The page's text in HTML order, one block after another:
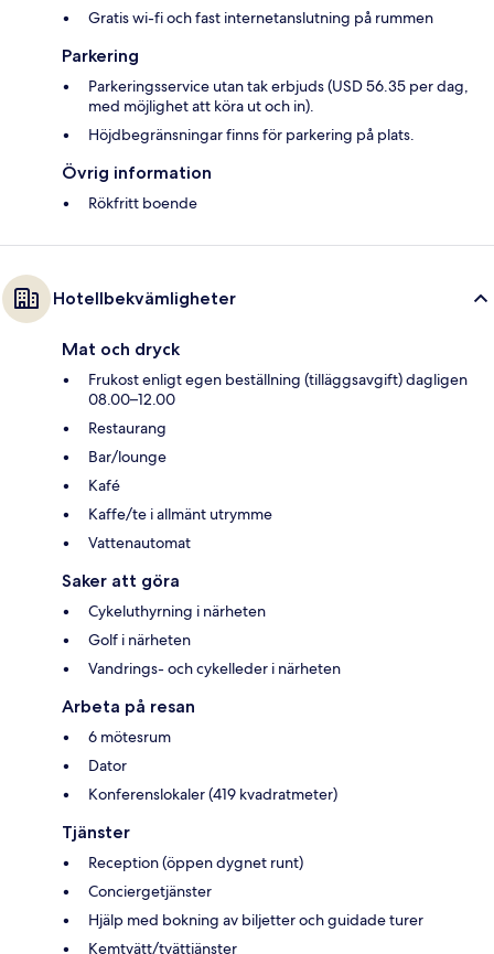
Gratis wi-fi och fast internetanslutning på rummen
Parkering
Parkeringsservice utan tak erbjuds (USD 56.35 per dag,
med möjlighet att köra ut och in).
Höjdbegränsningar finns för parkering på plats.
Övrig information
Rökfritt boende
Hotellbekvämligheter
Mat och dryck
Frukost enligt egen beställning (tilläggsavgift) dagligen
08.00–12.00
Restaurang
Bar/lounge
Kafé
Kaffe/te i allmänt utrymme
Vattenautomat
Saker att göra
Cykeluthyrning i närheten
Golf i närheten
Vandrings- och cykelleder i närheten
Arbeta på resan
6 mötesrum
Dator
Konferenslokaler (419 kvadratmeter)
Tjänster
Reception (öppen dygnet runt)
Conciergetjänster
Hjälp med bokning av biljetter och guidade turer
Kemtvätt/tvättjänster